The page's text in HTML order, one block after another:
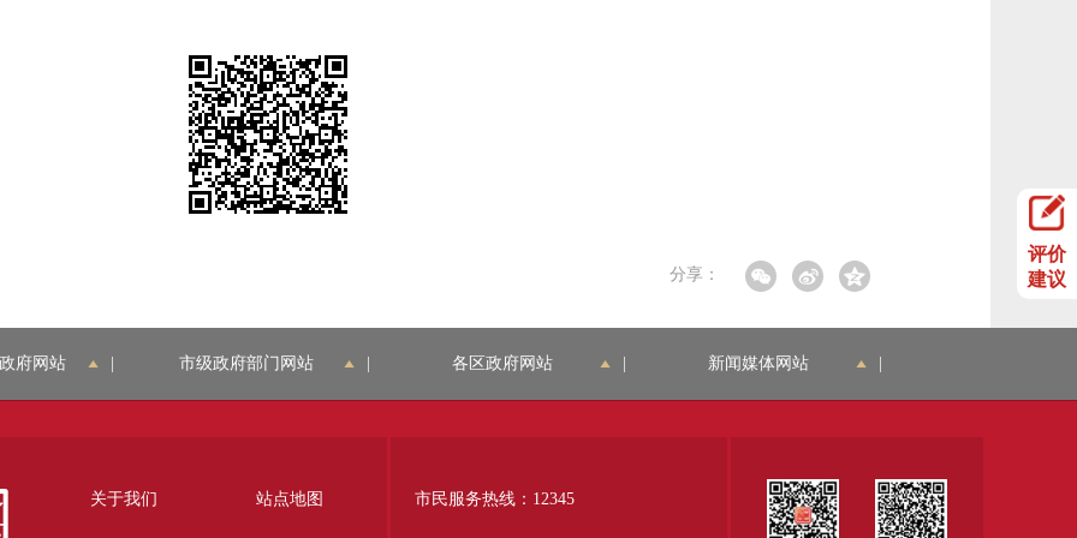
分享：
评价
建议
府网站 市级政府部门网站 各区政府网站 新闻媒体网站
关于我们 站点地图 市民服务热线：12345